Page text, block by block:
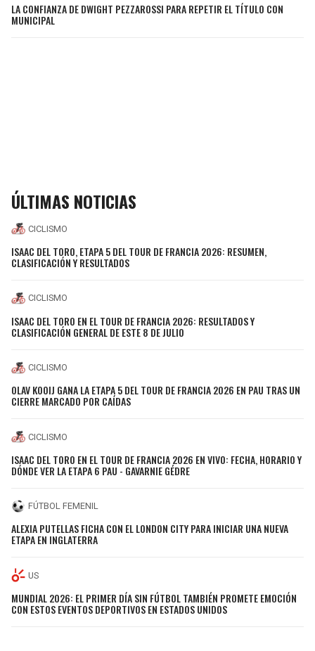
LA CONFIANZA DE DWIGHT PEZZAROSSI PARA REPETIR EL TÍTULO CON
MUNICIPAL
ÚLTIMAS NOTICIAS
CICLISMO
ISAAC DEL TORO, ETAPA 5 DEL TOUR DE FRANCIA 2026: RESUMEN,
CLASIFICACIÓN Y RESULTADOS
CICLISMO
ISAAC DEL TORO EN EL TOUR DE FRANCIA 2026: RESULTADOS Y
CLASIFICACIÓN GENERAL DE ESTE 8 DE JULIO
CICLISMO
OLAV KOOIJ GANA LA ETAPA 5 DEL TOUR DE FRANCIA 2026 EN PAU TRAS UN
CIERRE MARCADO POR CAÍDAS
CICLISMO
ISAAC DEL TORO EN EL TOUR DE FRANCIA 2026 EN VIVO: FECHA, HORARIO Y
DÓNDE VER LA ETAPA 6 PAU - GAVARNIE GÉDRE
FÚTBOL FEMENIL
ALEXIA PUTELLAS FICHA CON EL LONDON CITY PARA INICIAR UNA NUEVA
ETAPA EN INGLATERRA
US
MUNDIAL 2026: EL PRIMER DÍA SIN FÚTBOL TAMBIÉN PROMETE EMOCIÓN
CON ESTOS EVENTOS DEPORTIVOS EN ESTADOS UNIDOS